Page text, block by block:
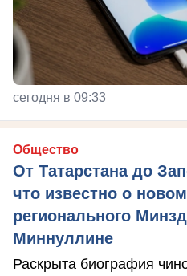
сегодня в 09:33
Общество
От Татарстана до
что известно о
регионального
Миннуллине
Раскрыта биография